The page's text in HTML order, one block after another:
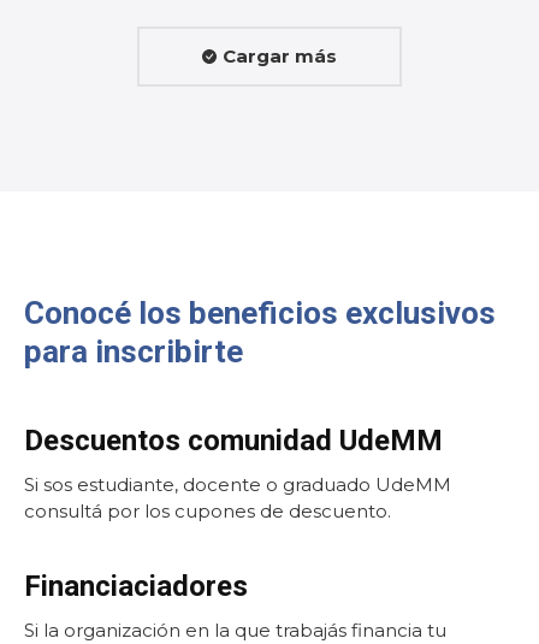
Cargar más
Conocé los beneficios exclusivos
para inscribirte
Descuentos comunidad UdeMM
Si sos estudiante, docente o graduado UdeMM
consultá por los cupones de descuento.
Financiaciadores
Si la organización en la que trabajás financia tu